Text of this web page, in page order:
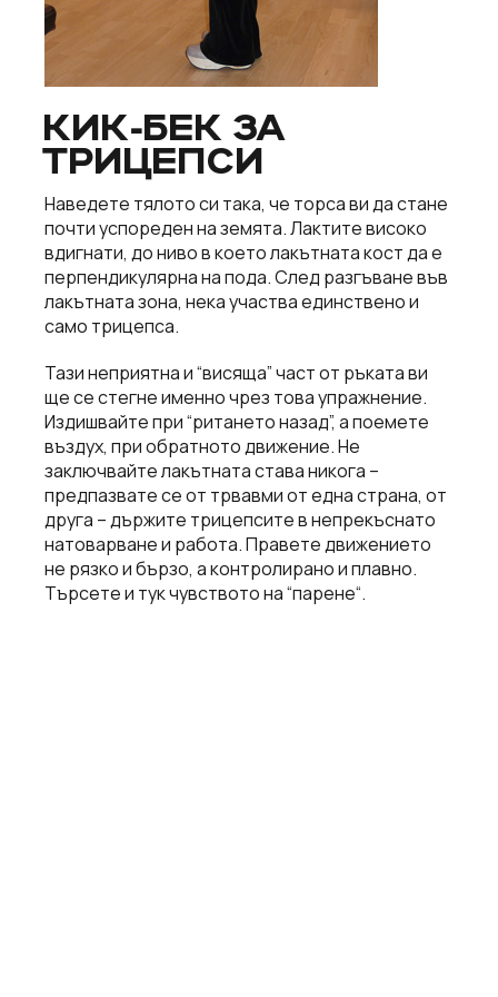
КИК-БЕК ЗА
ТРИЦЕПСИ
Наведете тялото си така, че торса ви да стане
почти успореден на земята. Лактите високо
вдигнати, до ниво в което лакътната кост да е
перпендикулярна на пода. След разгъване във
лакътната зона, нека участва единствено и
само трицепса.
Тази неприятна и “висяща” част от ръката ви
ще се стегне именно чрез това упражнение.
Издишвайте при “ритането назад”, а поемете
въздух, при обратното движение. Не
заключвайте лакътната става никога –
предпазвате се от трвавми от една страна, от
друга – държите трицепсите в непрекъснато
натоварване и работа. Правете движението
не рязко и бързо, а контролирано и плавно.
Търсете и тук чувството на “парене“.